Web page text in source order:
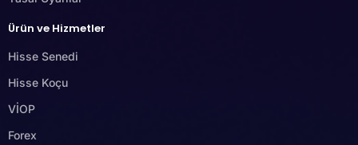
Ürün ve Hizmetler
Hisse Senedi
Hisse Koçu
VİOP
Forex